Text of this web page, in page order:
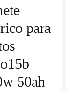
para
50ah